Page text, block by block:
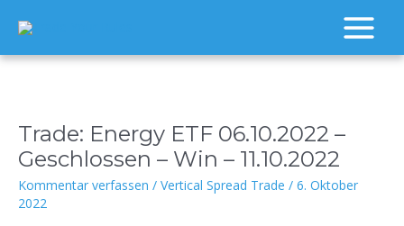
Inhalt
springen
Main
Trade: Energy ETF 06.10.2022 –
Geschlossen – Win – 11.10.2022
Kommentar verfassen / Vertical Spread Trade / 6. Oktober
2022